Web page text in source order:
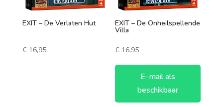
EXIT – De Verlaten Hut
€16,95
EXIT – De Onheilspellende
Villa
€ 16,95
E-mail als
beschikbaar